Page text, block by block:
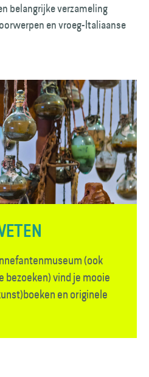
belangrijke verzameling
en vroeg-Italiaanse
(ook
vind je mooie
en originele